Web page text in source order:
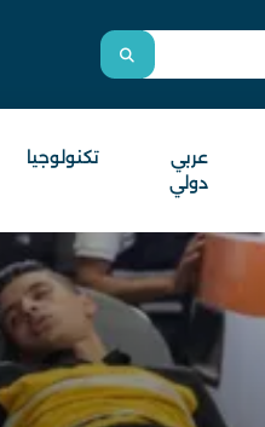
عربي
دولي
تكنولوجيا